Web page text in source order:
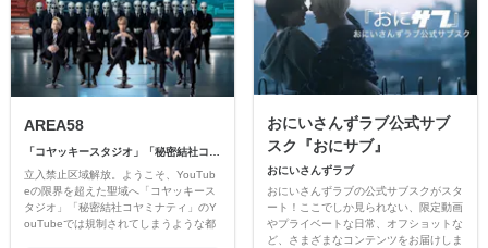
AREA58
「コヤッキースタジオ」「秘密結社コヤミナティ」
立入禁止区域解放。ようこそ、YouTub
eの限界を超えた聖域へ「コヤッキース
タジオ」「秘密結社コヤミナティ」のY
ouTubeでは規制されてしまうような都
おにいさんずラブ公式サブ
スク『おにサブ』
おにいさんずラブ
おにいさんずラブの公式サブスクがスタ
ート！ここでしか見られない、限定動画
やプライベートな日常、オフショットな
ど、さまざまなコンテンツをお届けしま